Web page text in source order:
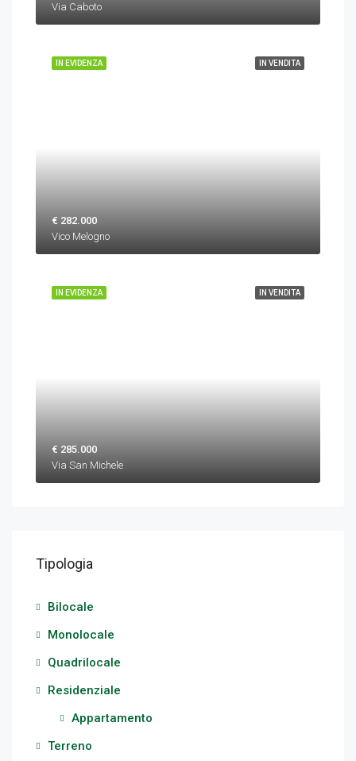
Via Caboto
IN VENDITA
IN EVIDENZA
€ 282.000
Vico Melogno
IN VENDITA
IN EVIDENZA
€ 285.000
Via San Michele
Tipologia
Bilocale
Monolocale
Quadrilocale
Residenziale
Appartamento
Terreno